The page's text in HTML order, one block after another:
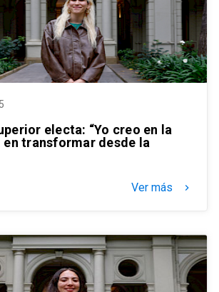
electa: “Yo creo en la
en transformar desde la
Ver más keyboard_arrow_right